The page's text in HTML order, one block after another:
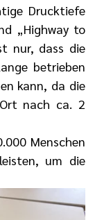
Drucktiefe
„Highway to
nur, dass die
betrieben
kann, da die
nach ca. 2
Menschen
um die